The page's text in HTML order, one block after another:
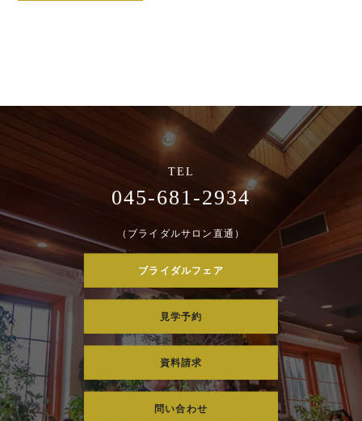
045-681-2934
（ブライダルサロン直通）
ブライダルフェア
見学予約
資料請求
問い合わせ